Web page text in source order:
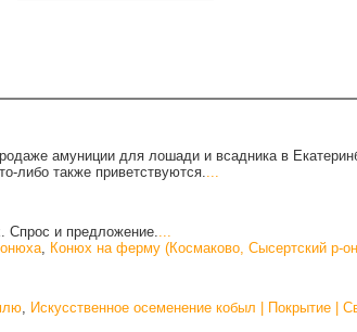
амуниции для лошади и всадника в
либо также приветствуются....
Спрос и предложение....
, Конюх на ферму (Космаково, Сысертский р-
, Искусственное осеменение кобыл | Покрытие |